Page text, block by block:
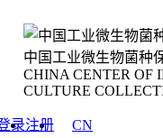
中国工业微生物菌种
CHINA CENTER OF
CULTURE
录注册
CN